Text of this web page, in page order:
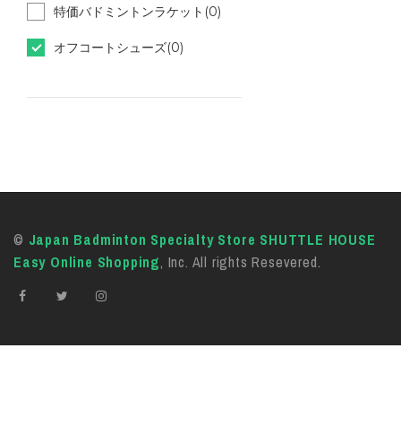
特価バドミントンラケット(0)
オフコートシューズ(0)
© Japan Badminton Specialty Store SHUTTLE HOUSE
Easy Online Shopping, Inc. All rights Resevered.